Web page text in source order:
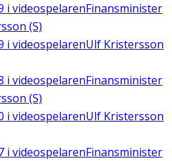
i videospelarenFinansminister
(S)
i videospelarenUlf Kristersson
i videospelarenFinansminister
(S)
i videospelarenUlf Kristersson
i videospelarenFinansminister